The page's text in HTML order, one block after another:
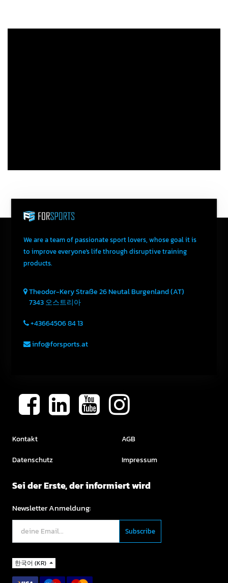
We are a team of passionate sport lovers, whose goal it is
to improve everyone's life through disruptive training
products.
Theodor-Kery Straße 26NeutalBurgenland (AT)
7343오스트리아
+43664506 84 13
info@forsports.at
Kontakt
Datenschutz
AGB
Impressum
Sei der Erste, der informiert wird
Newsletter Anmeldung:
한국어 (KR)